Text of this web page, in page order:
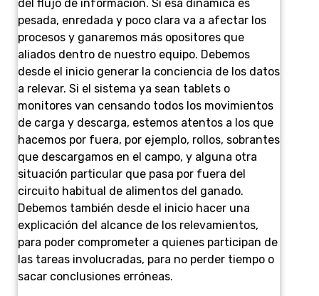
del flujo de información. Si esa dinámica es
pesada, enredada y poco clara va a afectar los
procesos y ganaremos más opositores que
aliados dentro de nuestro equipo. Debemos
desde el inicio generar la conciencia de los datos
a relevar. Si el sistema ya sean tablets o
monitores van censando todos los movimientos
de carga y descarga, estemos atentos a los que
hacemos por fuera, por ejemplo, rollos, sobrantes
que descargamos en el campo, y alguna otra
situación particular que pasa por fuera del
circuito habitual de alimentos del ganado.
Debemos también desde el inicio hacer una
explicación del alcance de los relevamientos,
para poder comprometer a quienes participan de
las tareas involucradas, para no perder tiempo o
sacar conclusiones erróneas.